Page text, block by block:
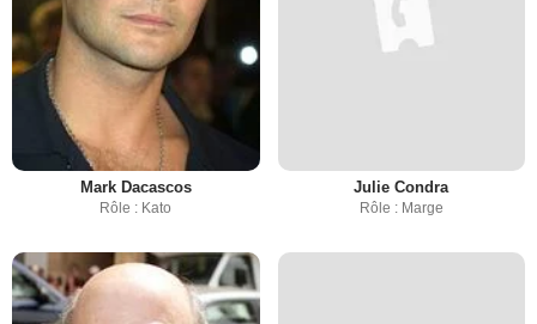
Mark Dacascos
Rôle : Kato
Julie Condra
Rôle : Marge